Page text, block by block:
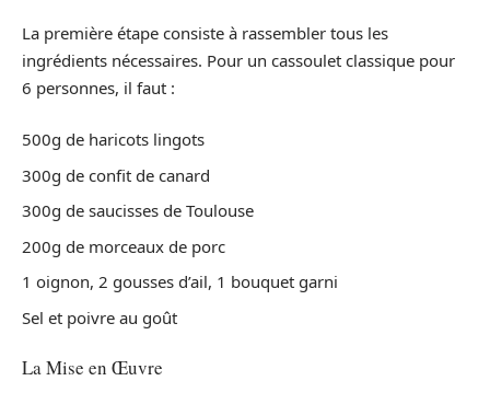
La première étape consiste à rassembler tous les
ingrédients nécessaires. Pour un cassoulet classique pour
6 personnes, il faut :
500g de haricots lingots
300g de confit de canard
300g de saucisses de Toulouse
200g de morceaux de porc
1 oignon, 2 gousses d’ail, 1 bouquet garni
Sel et poivre au goût
La Mise en Œuvre